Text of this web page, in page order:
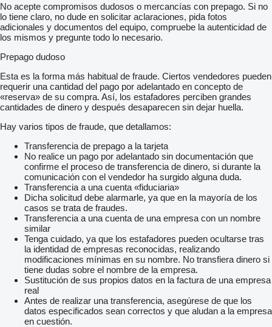
No acepte compromisos dudosos o mercancías con prepago. Si no
lo tiene claro, no dude en solicitar aclaraciones, pida fotos
adicionales y documentos del equipo, compruebe la autenticidad de
los mismos y pregunte todo lo necesario.
Prepago dudoso
Esta es la forma más habitual de fraude. Ciertos vendedores pueden
requerir una cantidad del pago por adelantado en concepto de
«reserva» de su compra. Así, los estafadores perciben grandes
cantidades de dinero y después desaparecen sin dejar huella.
Hay varios tipos de fraude, que detallamos:
Transferencia de prepago a la tarjeta
No realice un pago por adelantado sin documentación que
confirme el proceso de transferencia de dinero, si durante la
comunicación con el vendedor ha surgido alguna duda.
Transferencia a una cuenta «fiduciaria»
Dicha solicitud debe alarmarle, ya que en la mayoría de los
casos se trata de fraudes.
Transferencia a una cuenta de una empresa con un nombre
similar
Tenga cuidado, ya que los estafadores pueden ocultarse tras
la identidad de empresas reconocidas, realizando
modificaciones mínimas en su nombre. No transfiera dinero si
tiene dudas sobre el nombre de la empresa.
Sustitución de sus propios datos en la factura de una empresa
real
Antes de realizar una transferencia, asegúrese de que los
datos especificados sean correctos y que aludan a la empresa
en cuestión.